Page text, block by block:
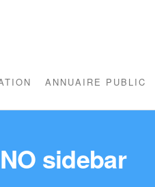
ANNUAIRE PUBLIC
sidebar